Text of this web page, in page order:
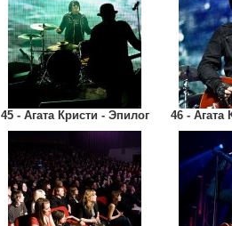
45 - Агата Кристи - Эпилог 46 - Агата